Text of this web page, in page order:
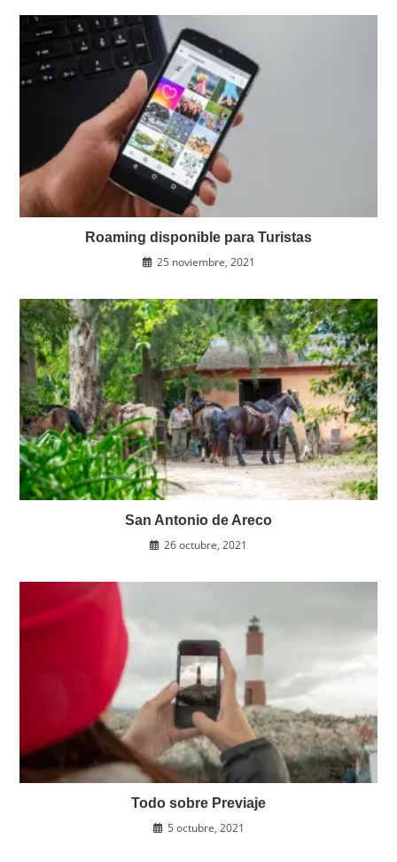
Roaming disponible para Turistas
25 noviembre, 2021
San Antonio de Areco
26 octubre, 2021
Todo sobre Previaje
5 octubre, 2021